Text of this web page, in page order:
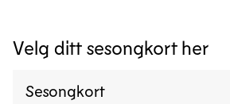
Velg ditt sesongkort her
Sesongkort